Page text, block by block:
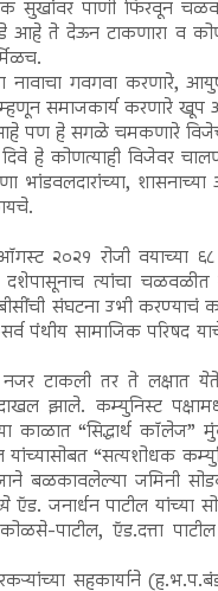
सुखांवर पाणी फिरवून
आहे ते देऊन टाकणारा व
गवगवा करणारे,
म्हणून समाजकार्य करणारे
पण हे सगळे चमकणारे
हे कोणत्याही विजेवर
भांडवलदारांच्या,
२०२१ रोजी
दशेपासूनाच त्यांचा
संघटना उभी
पंथीय सामाजिक परिषद
नजर टाकली तर ते
झाले. कम्युनिस्ट
“सिद्धार्थ कॉलेज”
यांच्यासोबत “सत्यशोधक
बळकावलेल्या जमिनी
ऍड. जनार्धन पाटील
पाटील, ऍड.दत्ता
सहकार्याने